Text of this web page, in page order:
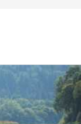
решают за